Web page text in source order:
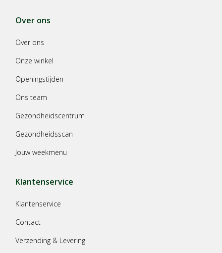
Over ons
Over ons
Onze winkel
Openingstijden
Ons team
Gezondheidscentrum
Gezondheidsscan
Jouw weekmenu
Klantenservice
Klantenservice
Contact
Verzending & Levering